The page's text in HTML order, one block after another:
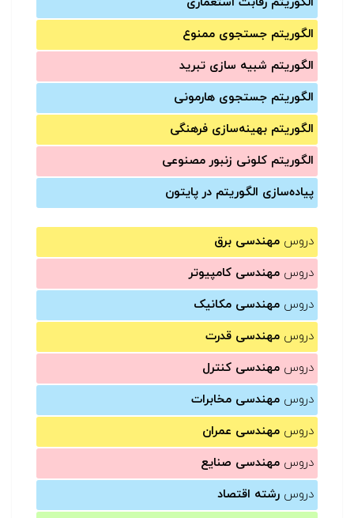
الگوریتم جستجوی ممنوع
الگوریتم شبیه سازی تبرید
الگوریتم جستجوی هارمونی
الگوریتم بهینه‌سازی فرهنگی
الگوریتم کلونی زنبور مصنوعی
پیاده‌سازی الگوریتم در پایتون
دروس مهندسی برق
دروس مهندسی کامپیوتر
دروس مهندسی مکانیک
دروس مهندسی قدرت
دروس مهندسی کنترل
دروس مهندسی مخابرات
دروس مهندسی عمران
دروس مهندسی صنایع
دروس رشته اقتصاد